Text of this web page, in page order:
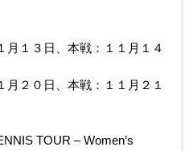
月１３日、本戦：１１月１４
月２０日、本戦：１１月２１
TOUR – Women’s